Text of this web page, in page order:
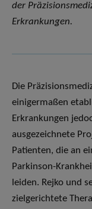
der
Erkrankungen.
Die
einigermaßen
Erkrankungen
ausgezeichnete
Patienten, die an
Parkinson-
leiden. Rejko und
zielgerichtete